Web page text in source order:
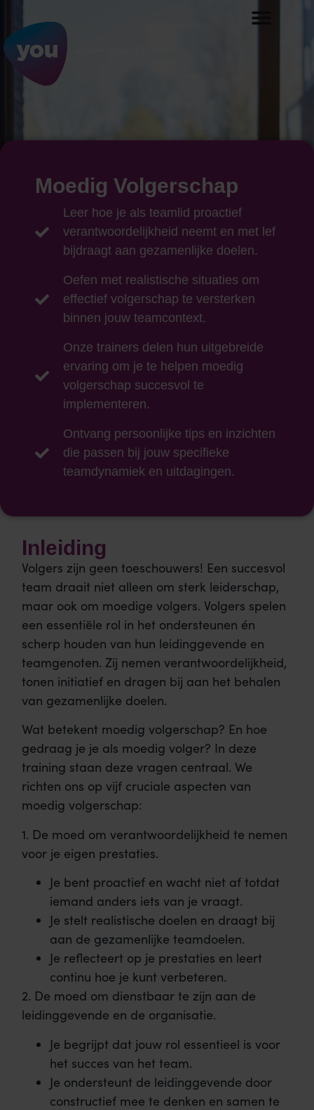
Moedig Volgerschap
Leer hoe je als teamlid proactief
verantwoordelijkheid neemt en met lef
bijdraagt aan gezamenlijke doelen.
Oefen met realistische situaties om
effectief volgerschap te versterken
binnen jouw teamcontext.
Onze trainers delen hun uitgebreide
ervaring om je te helpen moedig
volgerschap succesvol te
implementeren.
Ontvang persoonlijke tips en inzichten
die passen bij jouw specifieke
teamdynamiek en uitdagingen.
Inleiding
Volgers zijn geen toeschouwers! Een succesvol
team draait niet alleen om sterk leiderschap,
maar ook om moedige volgers. Volgers spelen
een essentiële rol in het ondersteunen én
scherp houden van hun leidinggevende en
teamgenoten. Zij nemen verantwoordelijkheid,
tonen initiatief en dragen bij aan het behalen
van gezamenlijke doelen.
Wat betekent moedig volgerschap? En hoe
gedraag je je als moedig volger? In deze
training staan deze vragen centraal. We
richten ons op vijf cruciale aspecten van
moedig volgerschap:
1. De moed om verantwoordelijkheid te nemen
voor je eigen prestaties.
Je bent proactief en wacht niet af totdat
iemand anders iets van je vraagt.
Je stelt realistische doelen en draagt bij
aan de gezamenlijke teamdoelen.
Je reflecteert op je prestaties en leert
continu hoe je kunt verbeteren.
2. De moed om dienstbaar te zijn aan de
leidinggevende en de organisatie.
Je begrijpt dat jouw rol essentieel is voor
het succes van het team.
Je ondersteunt de leidinggevende door
constructief mee te denken en samen te